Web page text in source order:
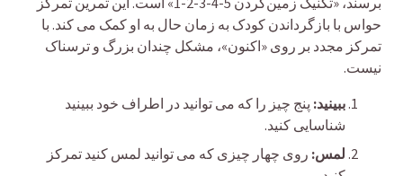
حواس با بازگرداندن کودک به زمان حال به او کمک می کند. با
تمرکز مجدد بر روی «اکنون»، مشکل چندان بزرگ و ترسناک
نیست.
ببینید:پنج چیز را که می توانید در اطراف خود ببینید
شناسایی کنید.
لمس: روی چهار چیزی که می توانید لمس کنید تمرکز